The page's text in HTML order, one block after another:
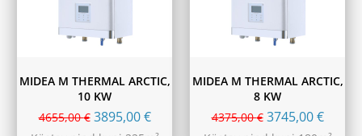
MIDEA M THERMAL ARCTIC,
10 KW
4655,00€ 3895,00€
MIDEA M THERMAL ARCTIC,
8 KW
4375,00€ 3745,00€